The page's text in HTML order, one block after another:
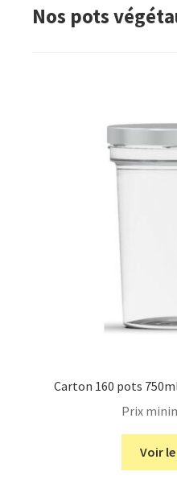
Nos pots
Carton 160 pots
Prix
Voir